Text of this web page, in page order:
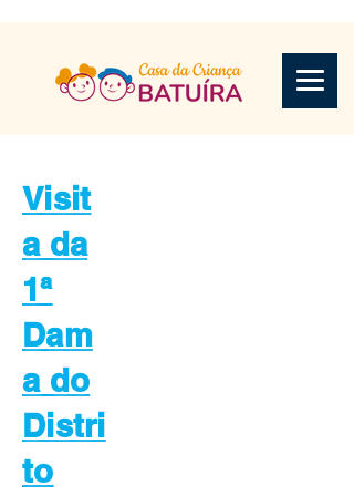
Visit
a da
1ª
Dam
a do
Distri
to